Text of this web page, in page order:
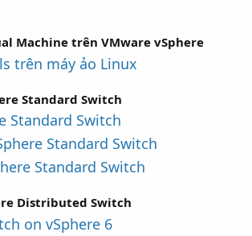
Machine trên VMware vSphere
trên máy ảo Linux
Standard Switch
Standard Switch
Standard Switch
Standard Switch
Distributed Switch
on vSphere 6